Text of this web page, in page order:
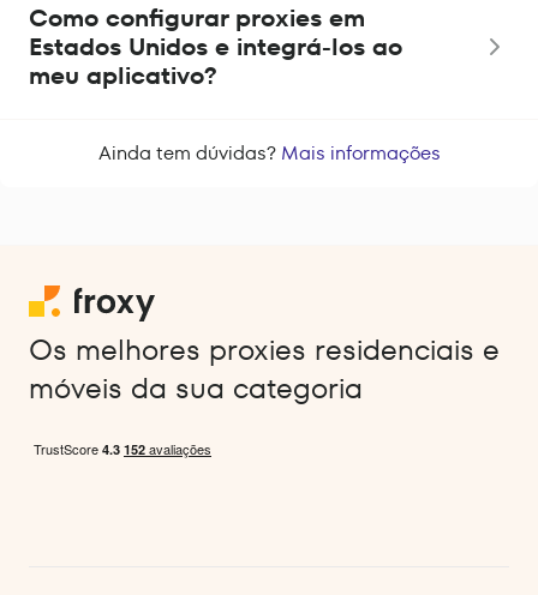
Como configurar proxies em
Estados Unidos e integrá-los ao
meu aplicativo?
Ainda tem dúvidas? Mais informações
Os melhores proxies residenciais e
móveis da sua categoria